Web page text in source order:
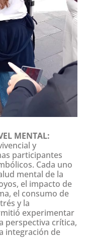
MENTAL:
y
participantes
Cada uno
mental de la
el impacto de
el consumo de
y la
experimentar
perspectiva crítica,
integración de